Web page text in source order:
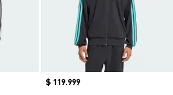
Precio
$ 119.999